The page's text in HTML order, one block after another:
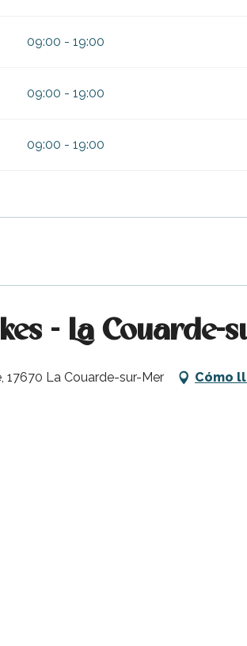
09:00 - 19:00
09:00 - 19:00
09:00 - 19:00
- La
17670 La Couarde-sur-Mer Cómo